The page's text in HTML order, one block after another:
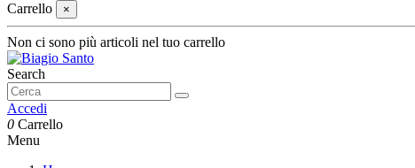
Carrello
×
Non ci sono più articoli nel tuo carrello
Search
Accedi
0 Carrello
Menu